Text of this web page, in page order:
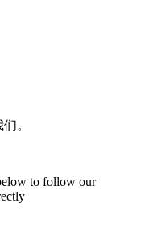
。
to follow our